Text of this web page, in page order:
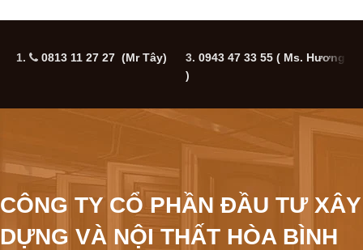
1. 0813 11 27 27 (Mr Tây) 3. 0943 47 33 55 ( Ms. Hương
)
CÔNG TY CỔ PHẦN ĐẦU TƯ XÂY
DỰNG VÀ NỘI THẤT HÒA BÌNH